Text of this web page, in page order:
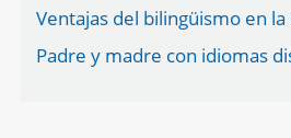
Ventajas del bilingüismo en la
Padre y madre con idiomas